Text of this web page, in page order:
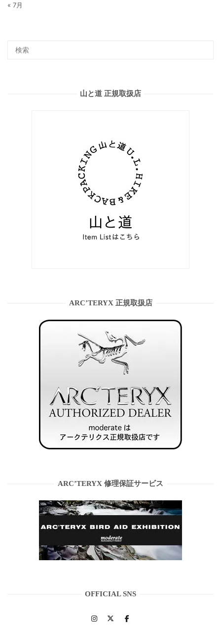
« 7月
山と道 正規取扱店
ARC’TERYX 正規取扱店
ARC’TERYX 修理保証サービス
OFFICIAL SNS